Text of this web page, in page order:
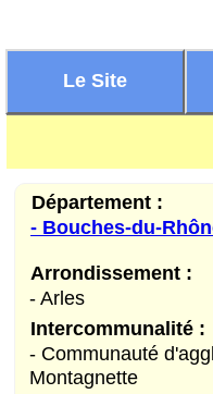
Le Site
Département :
- Bouches-du-
Arrondissement :
- Arles
Intercommunalité :
- Communauté
Montagnette